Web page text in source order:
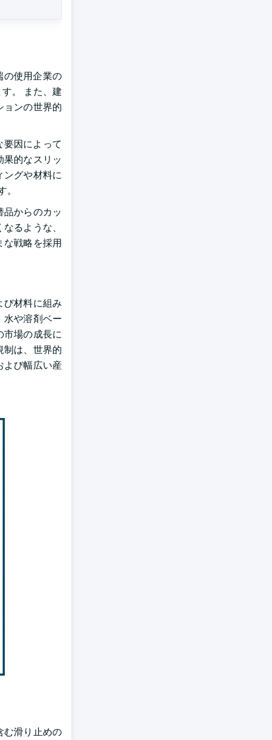
の使用企業の
。 また、建
ョンの世界的
因によって
的なスリッ
ングや材料に
からのカッ
るような、
な戦略を採用
び材料に組み
水や溶剤ベー
市場の成長に
制は、世界的
よび幅広い産
む滑り止めの